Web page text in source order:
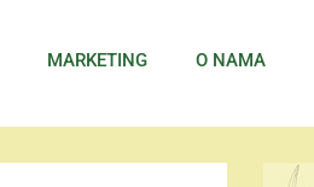
MARKETING O NAMA